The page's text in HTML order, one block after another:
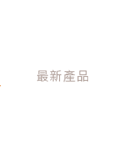
最新產品